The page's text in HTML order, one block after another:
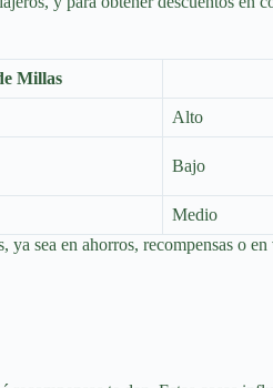
Millas
Alto
Bajo
Medio
sea en ahorros, recompensas o en